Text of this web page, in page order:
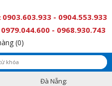
0903.603.933 - 0904.553.933
0979.044.600 - 0968.930.743
(0)
Đà Nẵng: